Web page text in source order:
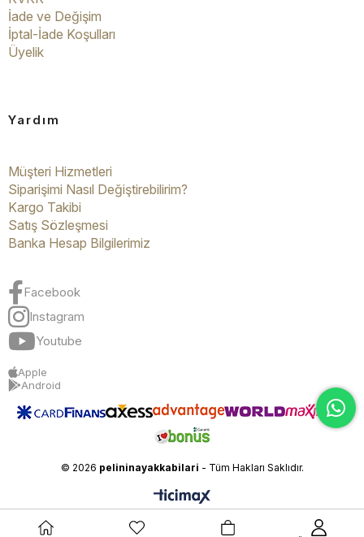
İade ve Değişim
İptal-İade Koşulları
Üyelik
Yardım
Müşteri Hizmetleri
Siparişimi Nasıl Değiştirebilirim?
Kargo Takibi
Satış Sözleşmesi
Banka Hesap Bilgilerimiz
Facebook
Instagram
Youtube
Apple
Android
© 2026 pelininayakkabilari - Tüm Hakları Saklıdır.